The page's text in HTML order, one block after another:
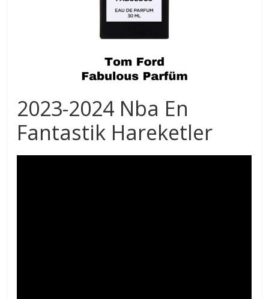
2023-2024 Nba En
Fantastik Hareketler